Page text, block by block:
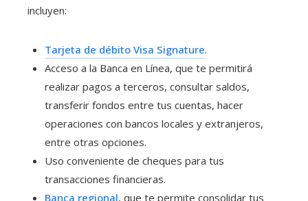
incluyen:
Tarjeta de débito Visa Signature.
Acceso a la Banca en Línea, que te permitirá
realizar pagos a terceros, consultar saldos,
transferir fondos entre tus cuentas, hacer
operaciones con bancos locales y extranjeros,
entre otras opciones.
Uso conveniente de cheques para tus
transacciones financieras.
Banca regional, que te permite consolidar tus